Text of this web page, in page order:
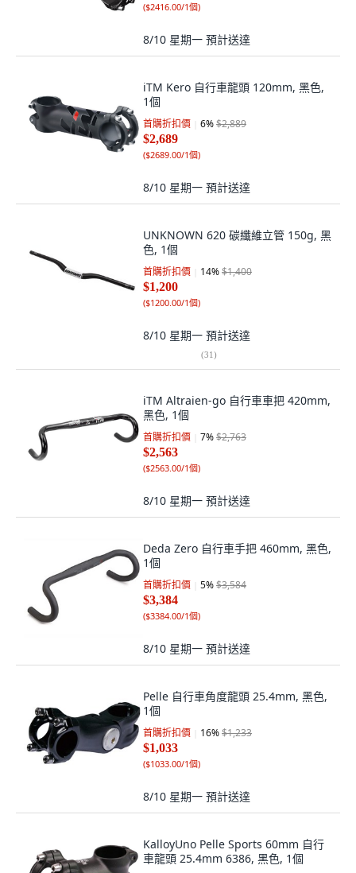
($2416.00/1個)
8/10 星期一 預計送達
iTM Kero 自行車龍頭 120mm, 黑色,
1個
首購折扣價 6%$2,889
$2,689
($2689.00/1個)
8/10 星期一 預計送達
UNKNOWN 620 碳纖維立管 150g, 黑
色, 1個
首購折扣價 14%$1,400
$1,200
($1200.00/1個)
8/10 星期一 預計送達
(31)
iTM Altraien-go 自行車車把 420mm,
黑色, 1個
首購折扣價 7%$2,763
$2,563
($2563.00/1個)
8/10 星期一 預計送達
Deda Zero 自行車手把 460mm, 黑色,
1個
首購折扣價 5%$3,584
$3,384
($3384.00/1個)
8/10 星期一 預計送達
Pelle 自行車角度龍頭 25.4mm, 黑色,
1個
首購折扣價 16%$1,233
$1,033
($1033.00/1個)
8/10 星期一 預計送達
KalloyUno Pelle Sports 60mm 自行
車龍頭 25.4mm 6386, 黑色, 1個